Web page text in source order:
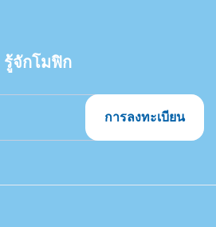
รู้จักโมฟิก
การลงทะเบียน